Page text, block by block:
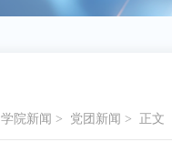
学院新闻 > 党团新闻 > 正文